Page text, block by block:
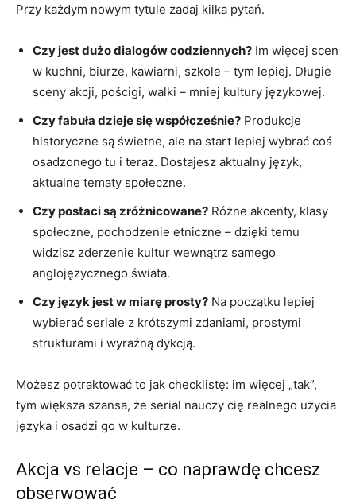
Przy każdym nowym tytule zadaj kilka pytań.
Czy jest dużo dialogów codziennych? Im więcej scen
w kuchni, biurze, kawiarni, szkole – tym lepiej. Długie
sceny akcji, pościgi, walki – mniej kultury językowej.
Czy fabuła dzieje się współcześnie? Produkcje
historyczne są świetne, ale na start lepiej wybrać coś
osadzonego tu i teraz. Dostajesz aktualny język,
aktualne tematy społeczne.
Czy postaci są zróżnicowane? Różne akcenty, klasy
społeczne, pochodzenie etniczne – dzięki temu
widzisz zderzenie kultur wewnątrz samego
anglojęzycznego świata.
Czy język jest w miarę prosty? Na początku lepiej
wybierać seriale z krótszymi zdaniami, prostymi
strukturami i wyraźną dykcją.
Możesz potraktować to jak checklistę: im więcej „tak”,
tym większa szansa, że serial nauczy cię realnego użycia
języka i osadzi go w kulturze.
Akcja vs relacje – co naprawdę chcesz
obserwować